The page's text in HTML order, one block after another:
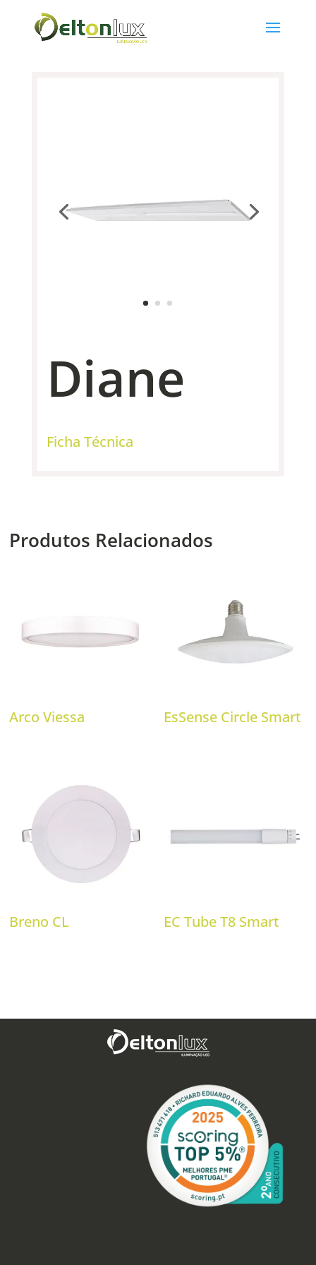
Diane
Ficha Técnica
Produtos Relacionados
Arco Viessa EsSense Circle Smart
Breno CL EC Tube T8 Smart